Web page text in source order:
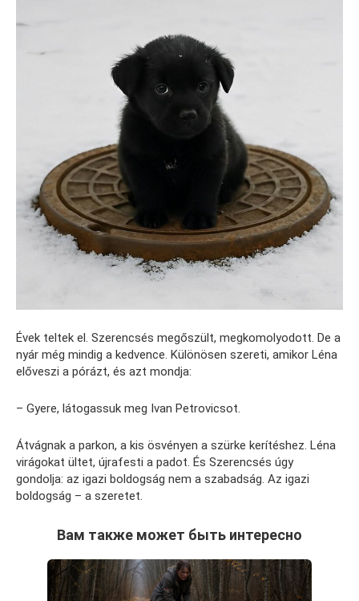
Évek teltek el. Szerencsés megőszült, megkomolyodott. De a
nyár még mindig a kedvence. Különösen szereti, amikor Léna
előveszi a pórázt, és azt mondja:
– Gyere, látogassuk meg Ivan Petrovicsot.
Átvágnak a parkon, a kis ösvényen a szürke kerítéshez. Léna
virágokat ültet, újrafesti a padot. És Szerencsés úgy
gondolja: az igazi boldogság nem a szabadság. Az igazi
boldogság – a szeretet.
Вам также может быть интересно